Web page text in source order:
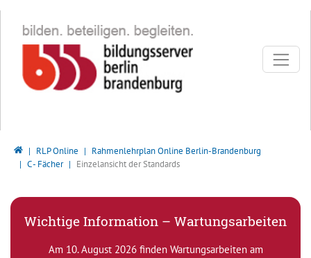
Bildungsserver Berlin - Brandenburg
RLP Online
Rahmenlehrplan Online Berlin-Brandenburg
C - Fächer
Einzelansicht der Standards
Wichtige Information – Wartungsarbeiten
Am 10. August 2026 finden Wartungsarbeiten am